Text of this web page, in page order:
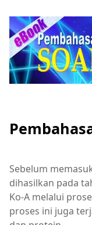
Sebelum
dihasilkan pada
Ko-A melalui
proses ini juga